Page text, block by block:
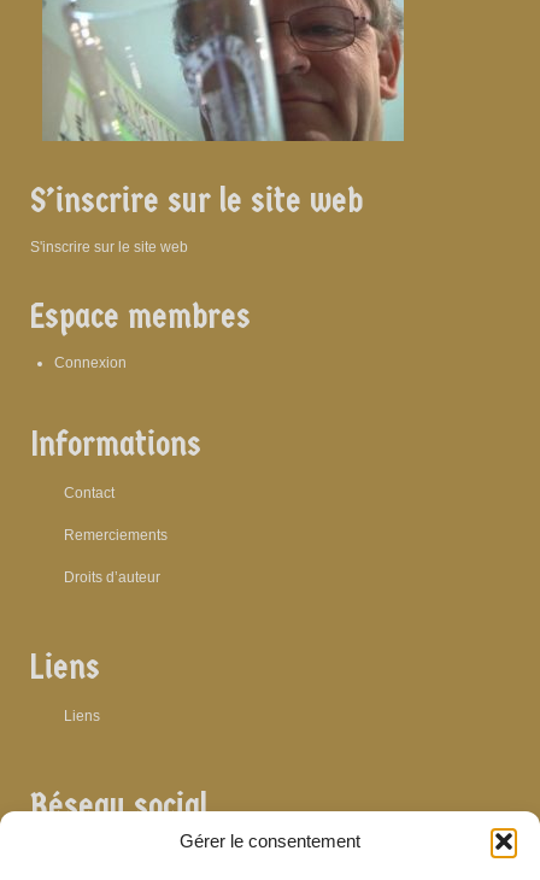
Gérer le consentement
S’inscrire sur le site web
S'inscrire sur le site web
Espace membres
Connexion
Informations
Contact
Remerciements
Droits d’auteur
Liens
Liens
Réseau social